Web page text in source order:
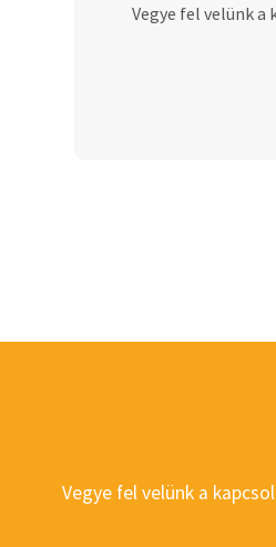
Vegye fel velünk
Vegye fel velünk a